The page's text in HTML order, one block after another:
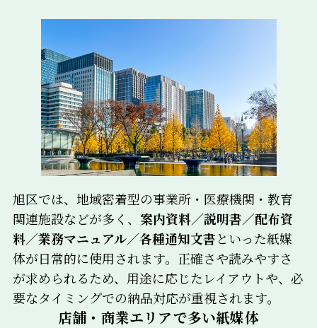
旭区では、地域密着型の事業所・医療機関・教育
関連施設などが多く、 案内資料／説明書／配布資
料／業務マニュアル／各種通知文書といった紙媒
体が日常的に使用されます。正確さや読みやすさ
が求められるため、用途に応じたレイアウトや、必
要なタイミングでの納品対応が重視されます。
店舗・商業エリアで多い紙媒体